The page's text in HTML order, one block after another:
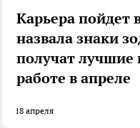
Карьера пойдет
назвала знаки
получат
работе в апреле
18 апреля